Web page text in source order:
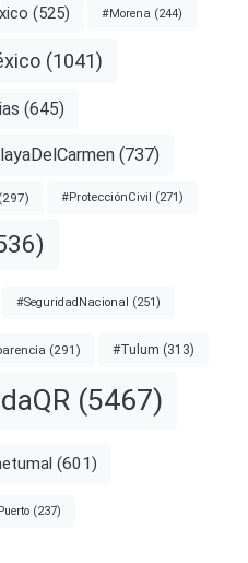
(525) #Morena (244)
(1041)
(645)
(737)
(297) #ProtecciónCivil (271)
#SeguridadNacional (251)
(291) #Tulum (313)
(5467)
(601)
(237)